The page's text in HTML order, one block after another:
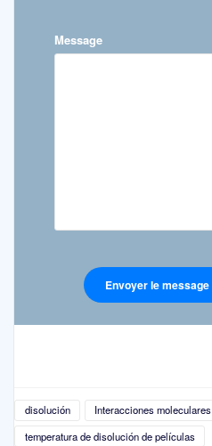
Message
disolución Interacciones moleculares
temperatura de disolución de películas